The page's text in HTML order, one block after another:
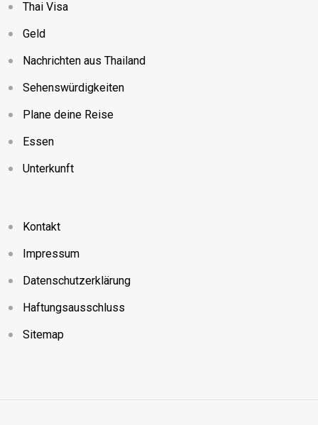
Thai Visa
Geld
Nachrichten aus Thailand
Sehenswürdigkeiten
Plane deine Reise
Essen
Unterkunft
Kontakt
Impressum
Datenschutzerklärung
Haftungsausschluss
Sitemap